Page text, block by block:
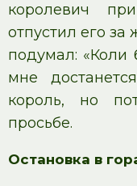
королевич
отпустил его
подумал: «Коли
мне
король, но
просьбе.
Остановка в